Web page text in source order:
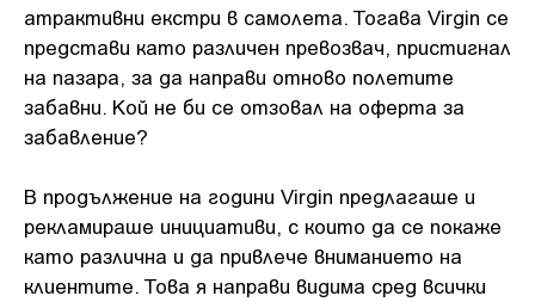
атрактивни екстри в самолета. Тогава Virgin се
представи като различен превозвач, пристигнал
на пазара, за да направи отново полетите
забавни. Кой не би се отзовал на оферта за
забавление?
В продължение на години Virgin предлагаше и
рекламираше инициативи, с които да се покаже
като различна и да привлече вниманието на
клиентите. Това я направи видима сред всички